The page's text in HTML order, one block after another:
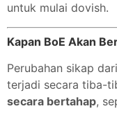
untuk mulai dovish.
Kapan BoE Akan
Perubahan sikap
terjadi secara tiba-
secara bertahap,